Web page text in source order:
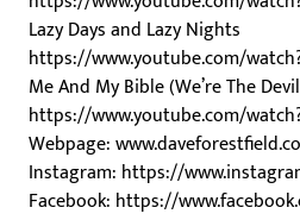
Lazy Days and Lazy Nights
https://www.youtube.com/
Me And My Bible (We’re The
https://www.youtube.com/
Webpage:
Instagram: https://
Facebook: https://